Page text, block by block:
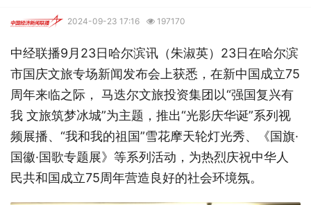
2024-09-23 17:16 197170
中经联播9月23日哈尔滨讯（朱淑英）23日在哈尔滨
市国庆文旅专场新闻发布会上获悉，在新中国成立75
周年来临之际， 马迭尔文旅投资集团以“强国复兴有
我 文旅筑梦冰城”为主题，推出“光影庆华诞”系列视
频展播、“我和我的祖国”雪花摩天轮灯光秀、《国旗·
国徽·国歌专题展》等系列活动，为热烈庆祝中华人
民共和国成立75周年营造良好的社会环境氛。